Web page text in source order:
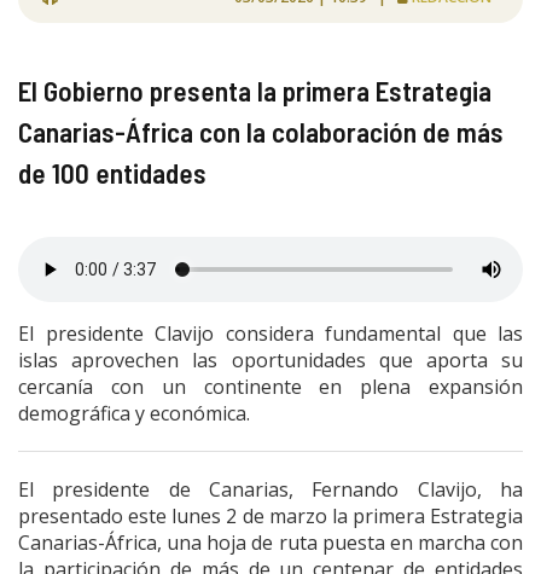
El Gobierno presenta la primera Estrategia
Canarias-África con la colaboración de más
de 100 entidades
El presidente Clavijo considera fundamental que las
islas aprovechen las oportunidades que aporta su
cercanía con un continente en plena expansión
demográfica y económica.
El presidente de Canarias, Fernando Clavijo, ha
presentado este lunes 2 de marzo la primera Estrategia
Canarias-África, una hoja de ruta puesta en marcha con